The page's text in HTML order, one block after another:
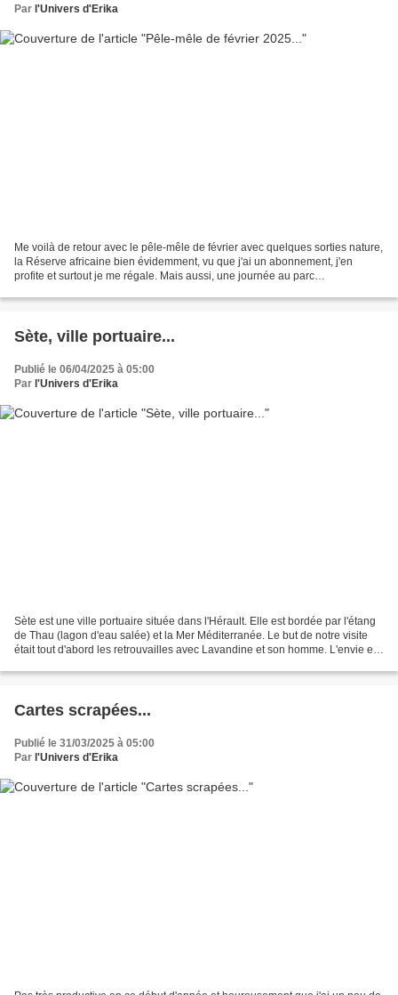
Par l'Univers d'Erika
Me voilà de retour avec le pêle-mêle de février avec quelques sorties nature,
la Réserve africaine bien évidemment, vu que j'ai un abonnement, j'en
profite et surtout je me régale. Mais aussi, une journée au parc
Sète, ville portuaire...
Publié le 06/04/2025 à 05:00
Par l'Univers d'Erika
Sète est une ville portuaire située dans l'Hérault. Elle est bordée par l'étang
de Thau (lagon d'eau salée) et la Mer Méditerranée. Le but de notre visite
était tout d'abord les retrouvailles avec Lavandine et son homme. L'envie en
Cartes scrapées...
Publié le 31/03/2025 à 05:00
Par l'Univers d'Erika